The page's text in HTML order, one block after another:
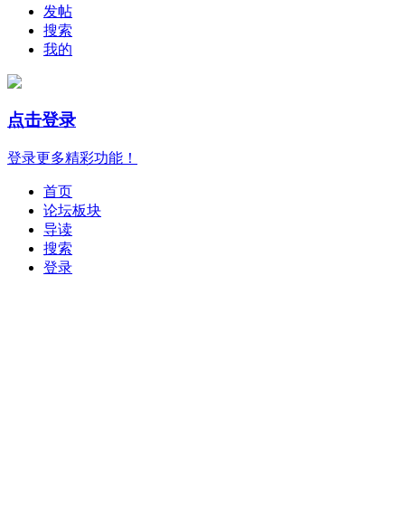
发帖
搜索
我的
点击登录
登录更多精彩功能！
首页
论坛板块
导读
搜索
登录